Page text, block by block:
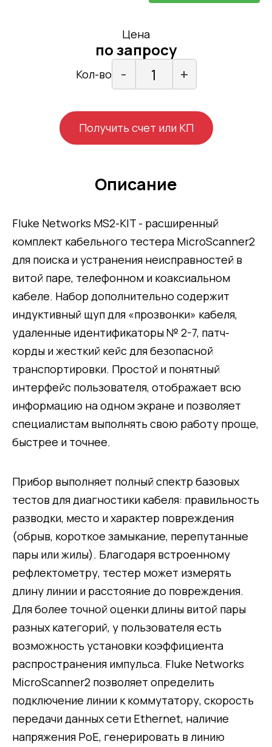
Цена
по запросу
Кол-во - +
Получить счет или КП
Описание
Fluke Networks MS2-KIT - расширенный
комплект кабельного тестера MicroScanner2
для поиска и устранения неисправностей в
витой паре, телефонном и коаксиальном
кабеле. Набор дополнительно содержит
индуктивный щуп для «прозвонки» кабеля,
удаленные идентификаторы № 2-7, патч-
корды и жесткий кейс для безопасной
транспортировки. Простой и понятный
интерфейс пользователя, отображает всю
информацию на одном экране и позволяет
специалистам выполнять свою работу проще,
быстрее и точнее.
Прибор выполняет полный спектр базовых
тестов для диагностики кабеля: правильность
разводки, место и характер повреждения
(обрыв, короткое замыкание, перепутанные
пары или жилы). Благодаря встроенному
рефлектометру, тестер может измерять
длину линии и расстояние до повреждения.
Для более точной оценки длины витой пары
разных категорий, у пользователя есть
возможность установки коэффициента
распространения импульса. Fluke Networks
MicroScanner2 позволяет определить
подключение линии к коммутатору, скорость
передачи данных сети Ethernet, наличие
напряжения PoE, генерировать в линию